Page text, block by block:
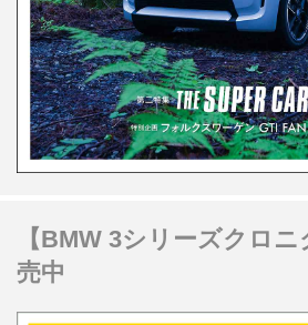
【BMW 3シリーズクロ
売中